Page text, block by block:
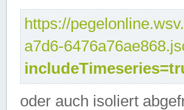
https://
a7d6-
oder auch isoliert